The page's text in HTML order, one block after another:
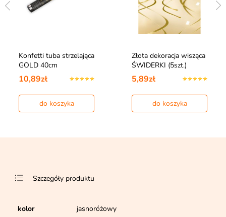
Konfetti tuba strzelająca
GOLD 40cm
10,89zł
do koszyka
Złota dekoracja wisząca
ŚWIDERKI (5szt.)
5,89zł
do koszyka
Szczegóły produktu
kolor
jasnoróżowy